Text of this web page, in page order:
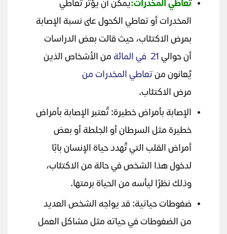
تعاطي المخدرات:يمكن أن يؤثر تعاطي
المخدرات أو تعاطي الكحول على نسبة الإصابة
بمرض الاكتئاب، حيث قالت بعض الدراسات
أن حوالي 21 في المائة
من الأشخاص الذين
يُعانون منتعاطي المخدرات من
مرض الاكتئاب.
الإصابة بأمراض خطيرة: تُعتبر الإصابة بأمراض
خطيرة مثل السرطان أو الجلطة أو بعض
أمراض القلب التي تُهدد حياة الإنسان بابًا
لدخول هذا الشخص في حالة من الاكتئاب،
وذلك نظرًا ليأسه من الحياة برمتها.
ضغوطات حياتية: قد يواجه الشخص العديد
من الضغوطات في حياته مثل مشاكل العمل